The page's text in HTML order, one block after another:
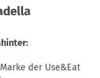
der Use&Eat